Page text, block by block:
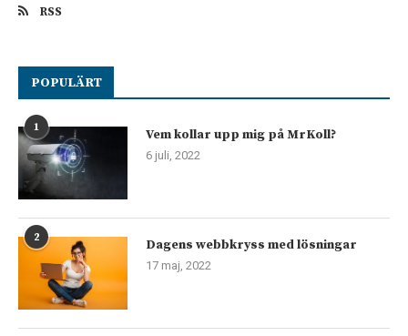
RSS
POPULÄRT
1 Vem kollar upp mig på MrKoll?
6 juli, 2022
2 Dagens webbkryss med lösningar
17 maj, 2022